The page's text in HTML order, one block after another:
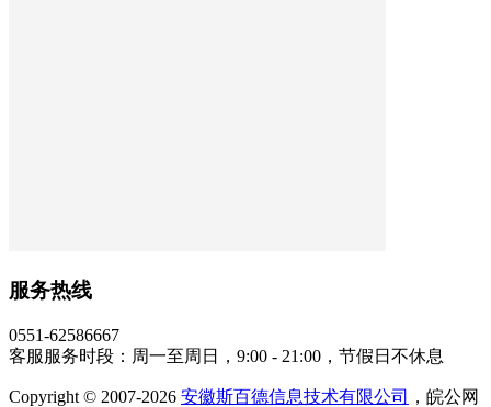
服务热线
0551-62586667
客服服务时段：周一至周日，9:00 - 21:00，节假日不休息
Copyright © 2007-2026 安徽斯百德信息技术有限公司
，皖公网